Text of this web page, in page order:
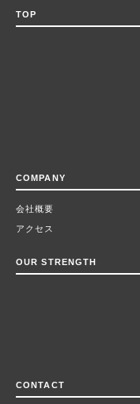
TOP
COMPANY
会社概要
アクセス
OUR STRENGTH
CONTACT